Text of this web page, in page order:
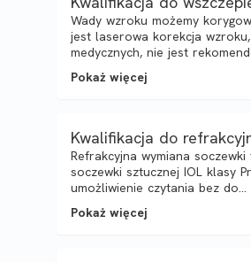
Wady wzroku możemy
jest laserowa korekcja
medycznych, nie jest
Pokaż więcej
Kwalifikacja do
Refrakcyjna wymiana
soczewki sztucznej IOL klasy
umożliwienie czytania bez do...
Pokaż więcej